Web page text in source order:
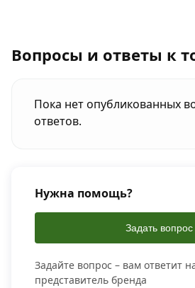
Вопросы и ответы к
Пока нет опубликованных
ответов.
Нужна помощь?
Задать вопрос
Задайте вопрос – вам ответит
представитель бренда